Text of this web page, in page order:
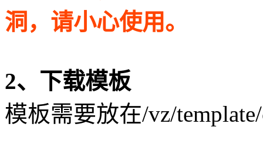
洞，请小心使用。
2、下载模板
模板需要放在/vz/